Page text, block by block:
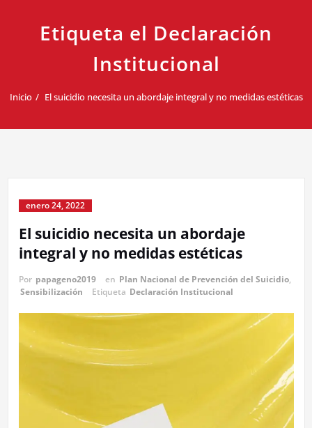
Etiqueta el Declaración
Institucional
Inicio El suicidio necesita un abordaje integral y no medidas estéticas
enero 24, 2022
El suicidio necesita un abordaje
integral y no medidas estéticas
Por papageno2019 en Plan Nacional de Prevención del Suicidio,
Sensibilización
Etiqueta Declaración Institucional